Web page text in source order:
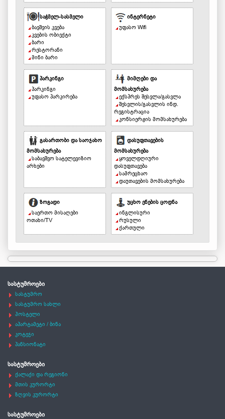
საჭმელ-სასმელი
ბავშვის კვება
კვების ობიექტი
ბარი
რესტორანი
მინი ბარი
ინტერნეტი
უფასო Wifi
პარკინგი
პარკინგი
უფასო პარკირება
მიმღები და
მომსახურება
ექსპრეს შესვლა/გასვლა
შესვლის/გასვლის ინდ.
რეგისტრაცია
კონსიერჟის მომსახურება
გასართობი და საოჯახო
მომსახურება
საბავშვო სატელევიზიო
არხები
დასუფთავების
მომსახურება
ყოველდღიური
დასუფთავება
სამრეცხაო
დაუთავების მომსახურება
ზოგადი
საერთო მისაღები
ოთახი/TV
უცხო ენების ცოდნა
ინგლისური
რუსული
ქართული
სასტუმროები
სასტუმრო
სასტუმრო სახლი
ჰოსტელი
აპარტამეტი / ბინა
კოტეჯი
პანსიონატი
სასტუმროები
ქალაქი და რეგიონი
მთის კურორტი
ზღვის კურორტი
სასტუმროები